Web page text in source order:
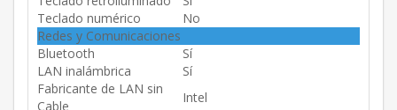
Teclado numérico
No
Redes y Comunicaciones
Bluetooth
Sí
LAN inalámbrica
Sí
Fabricante de LAN sin
Cable
Intel